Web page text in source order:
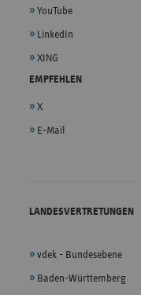
YouTube
LinkedIn
XING
EMPFEHLEN
X
E-Mail
LANDESVERTRETUNGEN
vdek - Bundesebene
Baden-Württemberg